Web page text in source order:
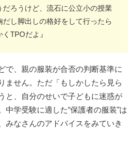
だろうけど、流石に公立小の授業
し脚出しの格好をして行ったら
TPOだよ』
で、親の服装が合否の判断基準に
ません。ただ「もしかしたら見ら
と、自分のせいで子どもに迷惑が
中学受験に適した“保護者の服装”は
みなさんのアドバイスをみていき